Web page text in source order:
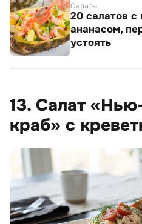
Салаты
20 салатов с
ананасом,
устоять
13. Салат
краб» с